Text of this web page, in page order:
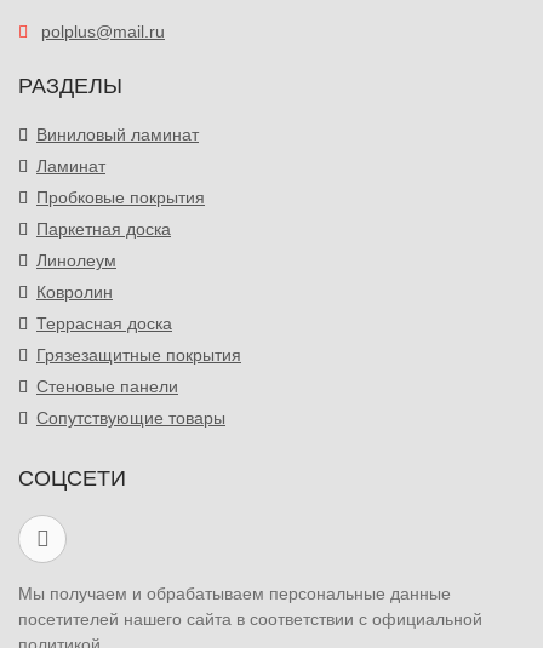
polplus@mail.ru
РАЗДЕЛЫ
Виниловый ламинат
Ламинат
Пробковые покрытия
Паркетная доска
Линолеум
Ковролин
Террасная доска
Грязезащитные покрытия
Стеновые панели
Сопутствующие товары
СОЦСЕТИ
Мы получаем и обрабатываем персональные данные
посетителей нашего сайта в соответствии с официальной